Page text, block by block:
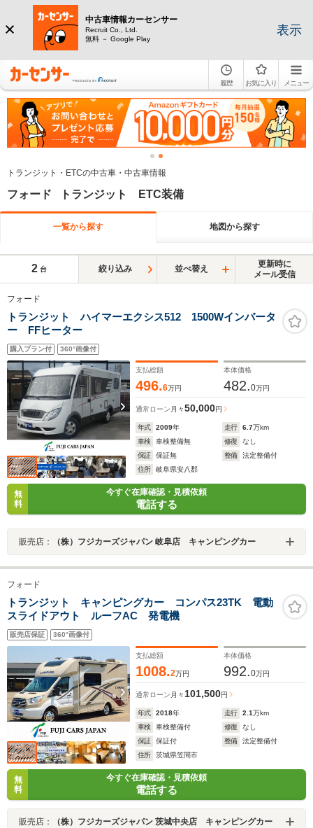
中古車情報カーセンサー
Recruit Co., Ltd.
無料 － Google Play
表示
履歴 お気に入り メニュー
トランジット・ETCの中古車・中古車情報
フォード トランジット ETC装備
一覧から探す 地図から探す
2 台 絞り込み 並べ替え
更新時に
メール受信
フォード
トランジット ハイマーエクシス512 1500Wインバータ
ー FFヒーター
購入プラン付 360°画像付
支払総額
496.6万円
本体価格
482.0万円
通常ローン 月々50,000円
年式 2009年 走行 6.7万km
車検
車検整備無 修復
なし
保証
保証無 整備
法定整備付
住所
岐阜県安八郡
無
料
今すぐ在庫確認・見積依頼
電話する
販売店： （株）フジカーズジャパン 岐阜店 キャンピングカー
フォード
トランジット キャンピングカー コンパス23TK 電動
スライドアウト ルーフAC 発電機
販売店保証 360°画像付
支払総額
1008.2万円
本体価格
992.0万円
通常ローン 月々101,500円
年式 2018年 走行 2.1万km
車検
車検整備付 修復
なし
保証
保証付 整備
法定整備付
住所
茨城県笠間市
無
料
今すぐ在庫確認・見積依頼
電話する
販売店： （株）フジカーズジャパン 茨城中央店 キャンピングカー